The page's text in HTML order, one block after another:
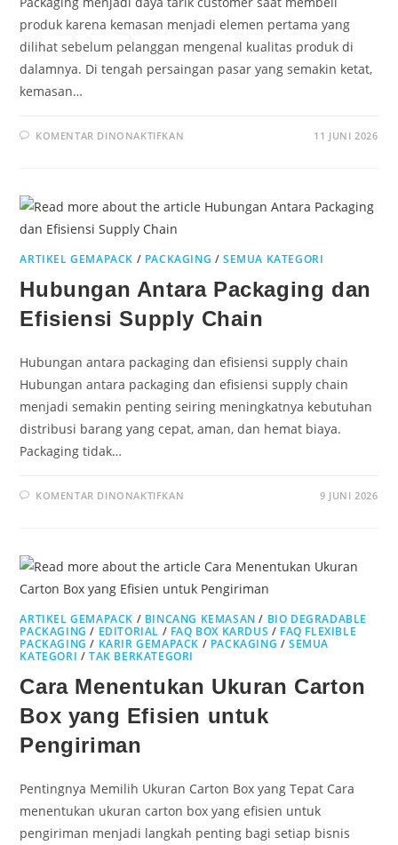
produk karena kemasan menjadi elemen pertama yang
dilihat sebelum pelanggan mengenal kualitas produk di
dalamnya. Di tengah persaingan pasar yang semakin ketat,
kemasan…
KOMENTAR DINONAKTIFKAN 11 JUNI 2026
ARTIKEL GEMAPACK / PACKAGING /SEMUA KATEGORI
Hubungan Antara Packaging dan
Efisiensi Supply Chain
Hubungan antara packaging dan efisiensi supply chain
Hubungan antara packaging dan efisiensi supply chain
menjadi semakin penting seiring meningkatnya kebutuhan
distribusi barang yang cepat, aman, dan hemat biaya.
Packaging tidak…
KOMENTAR DINONAKTIFKAN 9 JUNI 2026
ARTIKEL GEMAPACK / BINCANG KEMASAN / BIO DEGRADABLE
PACKAGING / EDITORIAL / FAQ BOX KARDUS / FAQ FLEXIBLE
PACKAGING / KARIR GEMAPACK / PACKAGING /SEMUA
KATEGORI /TAK BERKATEGORI
Cara Menentukan Ukuran Carton
Box yang Efisien untuk
Pengiriman
Pentingnya Memilih Ukuran Carton Box yang Tepat Cara
menentukan ukuran carton box yang efisien untuk
pengiriman menjadi langkah penting bagi setiap bisnis